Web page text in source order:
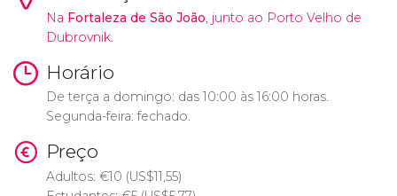
Na Fortaleza de São João , junto ao Porto Velho de
Dubrovnik.
Horário
De terça a domingo: das 10:00 às 16:00 horas.
Segunda-feira: fechado.
Preço
Adultos: €10 (US$11,55)